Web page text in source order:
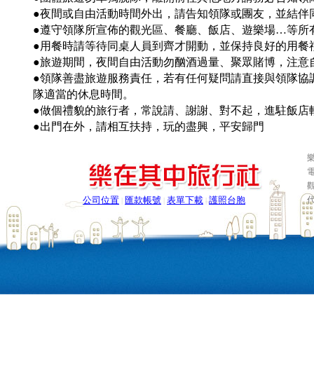
●夜間或自由活動時間外出，請告知領隊或團友，並結
●遵守領隊所宣佈的觀光區、餐廳、飯店、遊樂場…等所
●用餐時請等待同桌人員到齊才開動，並保持良好的用
●旅遊期間，夜間自由活動勿酗酒過量、聚眾賭博，注意
●領隊善盡旅遊服務責任，若有任何疑問請直接與領隊
隊適當的休息時間。
●做個禮貌的旅行者，常說請、謝謝、對不起，進駐飯
●出門在外，請相互扶持，玩的盡興，平安歸門
公司位置 匯款帳號 表單下載 |護照台胞